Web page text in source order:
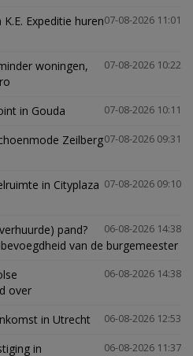
07-08-2026 11:01
Expeditie huren
07-08-2026 10:22
woningen,
07-08-2026 10:11
in Gouda
07-08-2026 09:31
Zeilberg
07-08-2026 09:10
in Cityplaza
06-08-2026 14:38
pand?
van de burgemeester
06-08-2026 14:38
over
06-08-2026 12:53
in Utrecht
06-08-2026 11:37
in